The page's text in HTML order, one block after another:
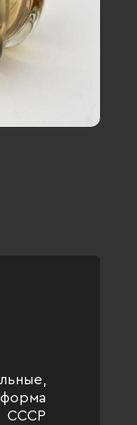
СССР